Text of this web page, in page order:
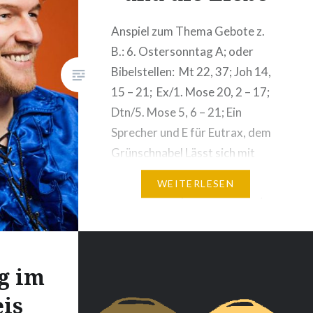
Anspiel zum Thema Gebote z.
B.: 6. Ostersonntag A; oder
Bibelstellen: Mt 22, 37; Joh 14,
15 – 21; Ex/1. Mose 20, 2 – 17;
Dtn/5. Mose 5, 6 – 21; Ein
Sprecher und E für Eutrax, dem
Grünschnabel Lässt sich mit
leichten Abwandlungen auch mit
WEITERLESEN
im